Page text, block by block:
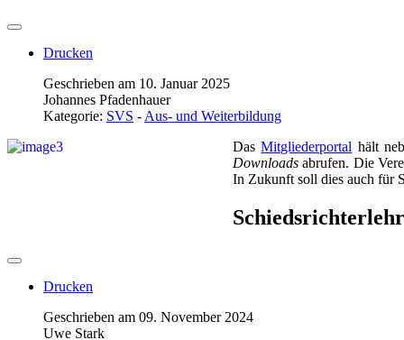
Drucken
Geschrieben am 10. Januar 2025
Johannes Pfadenhauer
Kategorie: SVS - Aus- und Weiterbildung
DasMitgliederportal hält
Downloads abrufen. Die
In Zukunft soll dies auch für
Drucken
Geschrieben am 09. November 2024
Uwe Stark